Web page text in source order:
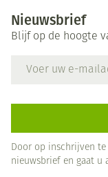
Nieuwsbrief
Blijf op de hoogte
Door op inschrijven
nieuwsbrief en gaat u